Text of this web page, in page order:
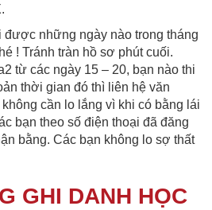
được những ngày nào trong tháng
! Tránh tràn hồ sơ phút cuối.
từ các ngày 15 – 20, bạn nào thi
thời gian đó thì liên hệ văn
cần lo lắng vì khi có bằng lái
bạn theo số điện thoại đã đăng
bằng. Các bạn không lo sợ thất
GHI DANH HỌC